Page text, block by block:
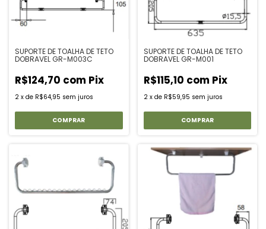
SUPORTE DE TOALHA DE TETO
DOBRAVEL GR-M003C
R$124,70 com Pix
2 x de R$64,95 sem juros
SUPORTE DE TOALHA DE TETO
DOBRAVEL GR-M001
R$115,10 com Pix
2 x de R$59,95 sem juros